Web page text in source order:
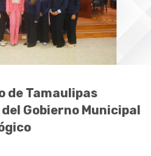
de Tamaulipas
Gobierno Municipal